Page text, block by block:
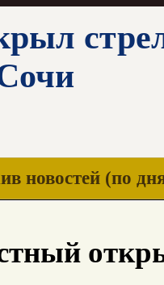
новостей (по